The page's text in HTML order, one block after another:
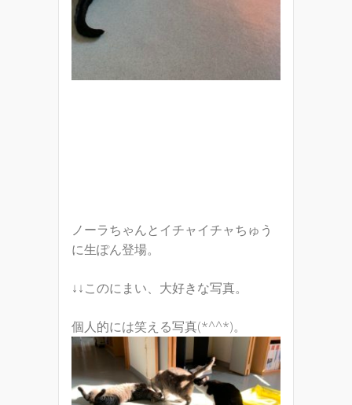
ノーラちゃんとイチャイチャちゅう
に生ぽん登場。
↓↓このにまい、大好きな写真。
個人的には笑える写真(*^^*)。